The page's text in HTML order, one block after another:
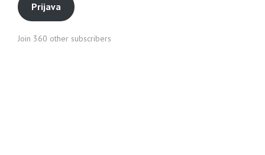
Prijava
Join 360 other subscribers